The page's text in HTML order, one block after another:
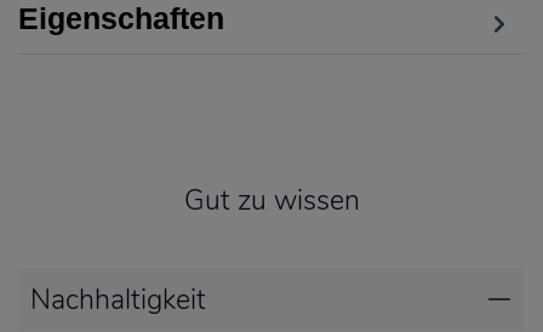
Eigenschaften
Gut zu wissen
Nachhaltigkeit